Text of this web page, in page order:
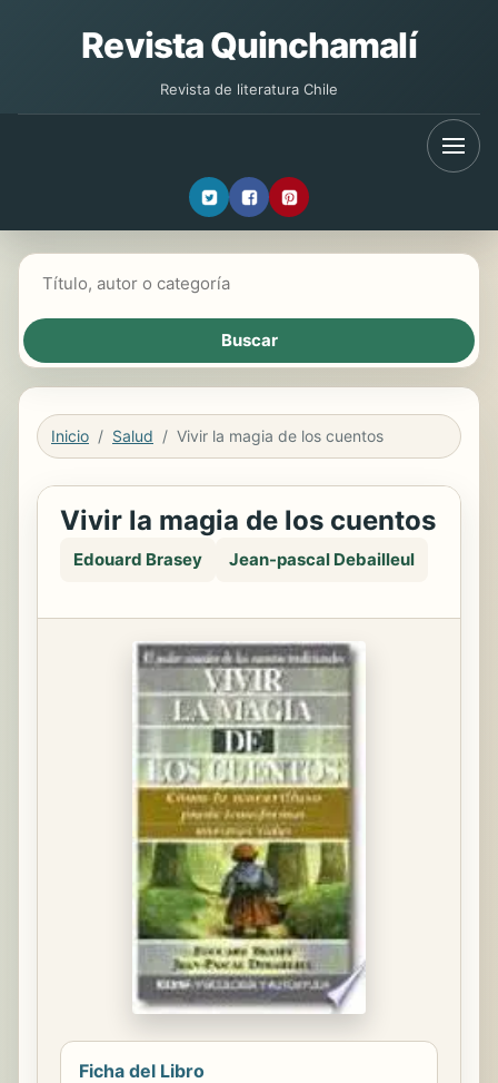
Revista Quinchamalí
Revista de literatura Chile
Inicio Salud Vivir la magia de los cuentos
Vivir la magia de los cuentos
Edouard Brasey Jean-pascal Debailleul
Ficha del Libro